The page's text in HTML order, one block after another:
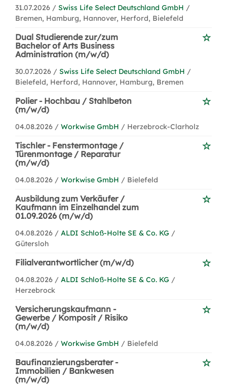
31.07.2026 / Swiss Life Select Deutschland GmbH /
Bremen, Hamburg, Hannover, Herford, Bielefeld
Dual Studierende zur/zum
Bachelor of Arts Business
Administration (m/w/d)
30.07.2026 / Swiss Life Select Deutschland GmbH /
Bielefeld, Herford, Hannover, Hamburg, Bremen
Polier - Hochbau / Stahlbeton
(m/w/d)
04.08.2026 / Workwise GmbH / Herzebrock-Clarholz
Tischler - Fenstermontage /
Türenmontage / Reparatur
(m/w/d)
04.08.2026 / Workwise GmbH / Bielefeld
Ausbildung zum Verkäufer /
Kaufmann im Einzelhandel zum
01.09.2026 (m/w/d)
04.08.2026 / ALDI Schloß-Holte SE & Co. KG /
Gütersloh
Filialverantwortlicher (m/w/d)
04.08.2026 / ALDI Schloß-Holte SE & Co. KG /
Herzebrock
Versicherungskaufmann -
Gewerbe / Komposit / Risiko
(m/w/d)
04.08.2026 / Workwise GmbH / Bielefeld
Baufinanzierungsberater -
Immobilien / Bankwesen
(m/w/d)